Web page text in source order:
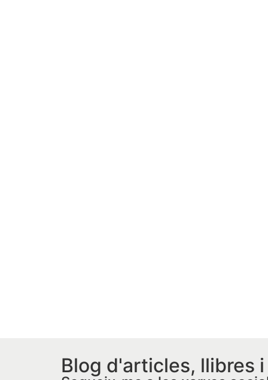
Blog d'articles, llibres